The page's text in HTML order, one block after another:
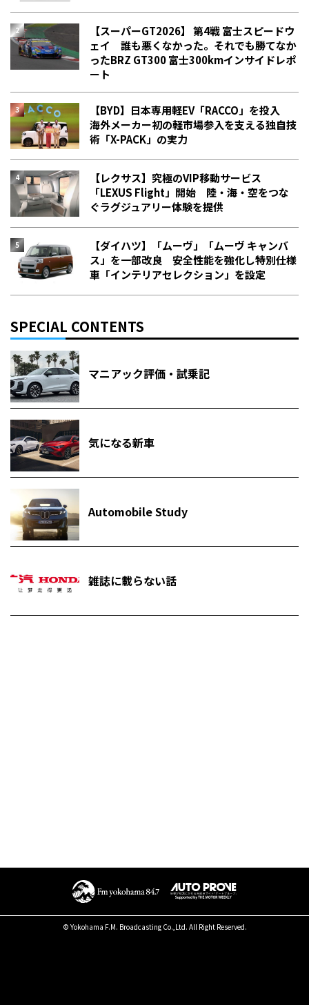
【スーパーGT2026】 第4戦 富士スピードウ
ェイ 誰も悪くなかった。それでも勝てなか
った――BRZ GT300 富士300kmインサイドレポ
ート
【BYD】日本専用軽EV「RACCO」を投入
海外メーカー初の軽市場参入を支える独自技
術「X-PACK」の実力
【レクサス】究極のVIP移動サービス
「LEXUS Flight」開始 陸・海・空をつな
ぐラグジュアリー体験を提供
【ダイハツ】「ムーヴ」「ムーヴ キャンバ
ス」を一部改良 安全性能を強化し特別仕様
車「インテリアセレクション」を設定
SPECIAL CONTENTS
マニアック評価・試乗記
気になる新車
Automobile Study
雑誌に載らない話
© Yokohama F.M. Broadcasting Co.,Ltd. All Right Reserved.